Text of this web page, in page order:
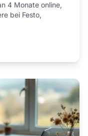
4 Monate online,
bei Festo,